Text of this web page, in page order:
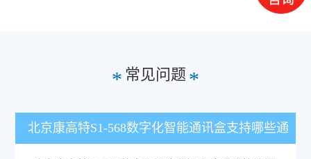
* 常见问题 *
北京康高特S1-568数字化智能通讯盒支持哪些通